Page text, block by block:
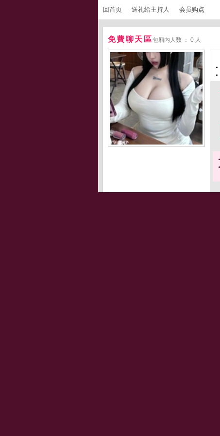
回首页 送礼给主持人 会员购点
免費聊天區包厢内人数 ： 0 人